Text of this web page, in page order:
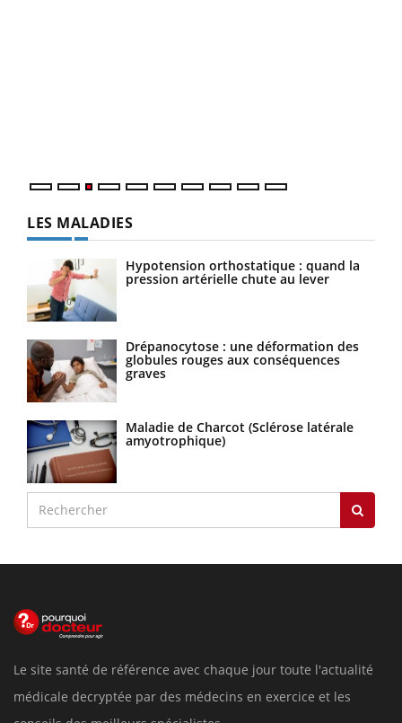
LES MALADIES
Hypotension orthostatique : quand la
pression artérielle chute au lever
Drépanocytose : une déformation des
globules rouges aux conséquences
graves
Maladie de Charcot (Sclérose latérale
amyotrophique)
Le site santé de référence avec chaque jour toute l'actualité
médicale decryptée par des médecins en exercice et les